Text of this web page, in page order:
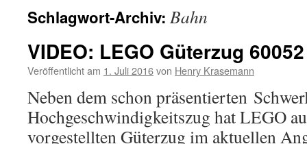
Schlagwort-Archiv: Bahn
VIDEO: LEGO Güterzug
Veröffentlicht am 1. Juli 2016von Henry Krasemann
Neben dem schon präsentierten
Hochgeschwindigkeitszug hat LEGO
vorgestellten Güterzug im aktuellen